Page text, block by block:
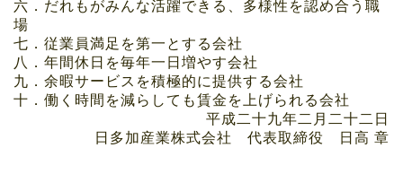
六．だれもがみんな活躍できる、多様性を認め合う職
場
七．従業員満足を第一とする会社
八．年間休日を毎年一日増やす会社
九．余暇サービスを積極的に提供する会社
十．働く時間を減らしても賃金を上げられる会社
平成二十九年二月二十二日
日多加産業株式会社 代表取締役 日高 章